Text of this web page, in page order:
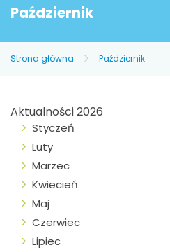
Październik
Strona główna Październik
Aktualności 2026
Styczeń
Luty
Marzec
Kwiecień
Maj
Czerwiec
Lipiec